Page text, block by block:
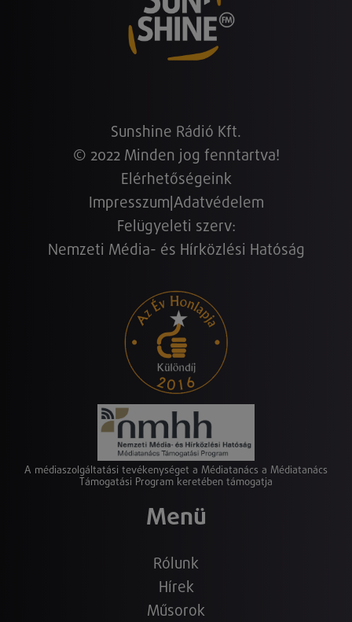
Sunshine Rádió Kft.
© 2022 Minden jog fenntartva!
Elérhetőségeink
Impresszum Adatvédelem
Felügyeleti szerv:
Nemzeti Média- és Hírközlési Hatóság
A médiaszolgáltatási tevékenységet a Médiatanács a Médiatanács
Támogatási Program keretében támogatja
Menü
Rólunk
Hírek
Műsorok